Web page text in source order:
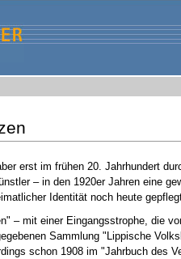
erst im frühen 20. Jahrhundert
– in den 1920er Jahren eine
Identität noch heute
– mit einer Eingangsstrophe, die
Sammlung "Lippische
schon 1908 im "Jahrbuch des